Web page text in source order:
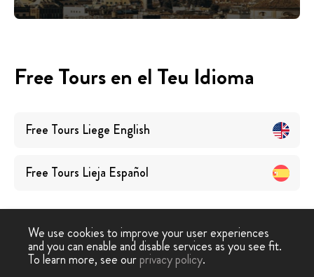
Free Tours en el Teu Idioma
Free Tours Liege English
Free Tours Lieja Español
Free Tour › Lieja
We use cookies to improve your user experiences
and you can enable and disable services as you see fit.
To learn more, see ourprivacy policy.